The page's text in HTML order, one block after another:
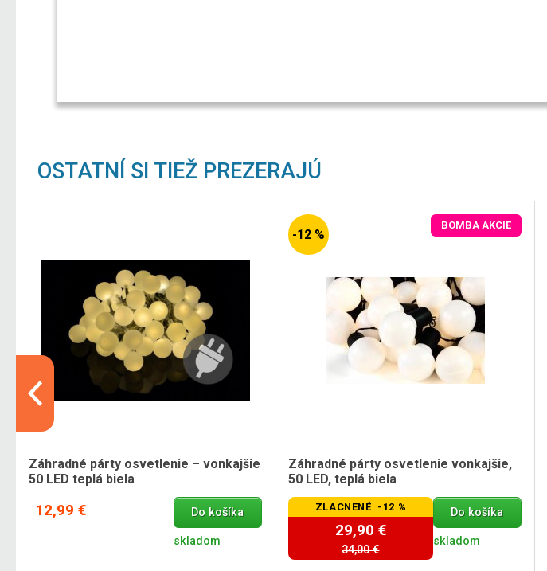
OSTATNÍ SI TIEŽ PREZERAJÚ
Záhradné párty osvetlenie – vonkajšie
50 LED teplá biela
12,99 € Do košíka
skladom
-12 %
BOMBA AKCIE
Záhradné párty osvetlenie vonkajšie,
50 LED, teplá biela
ZLACNENÉ -12 %
29,90 €
34,00 €
Do košíka
skladom